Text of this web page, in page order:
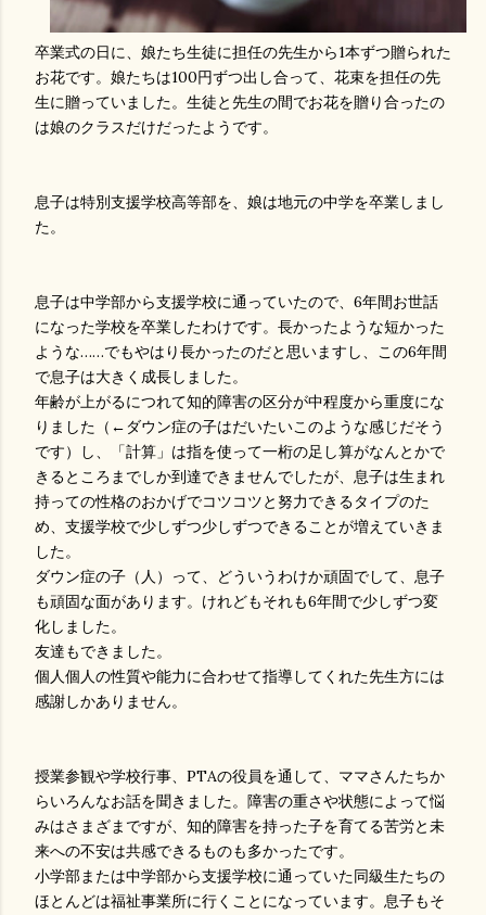
卒業式の日に、娘たち生徒に担任の先生から1本ずつ贈られた
お花です。娘たちは100円ずつ出し合って、花束を担任の先
生に贈っていました。生徒と先生の間でお花を贈り合ったの
は娘のクラスだけだったようです。
息子は特別支援学校高等部を、娘は地元の中学を卒業しまし
た。
息子は中学部から支援学校に通っていたので、6年間お世話
になった学校を卒業したわけです。長かったような短かった
ような……でもやはり長かったのだと思いますし、この6年間
で息子は大きく成長しました。
年齢が上がるにつれて知的障害の区分が中程度から重度にな
りました（←ダウン症の子はだいたいこのような感じだそう
です）し、「計算」は指を使って一桁の足し算がなんとかで
きるところまでしか到達できませんでしたが、息子は生まれ
持っての性格のおかげでコツコツと努力できるタイプのた
め、支援学校で少しずつ少しずつできることが増えていきま
した。
ダウン症の子（人）って、どういうわけか頑固でして、息子
も頑固な面があります。けれどもそれも6年間で少しずつ変
化しました。
友達もできました。
個人個人の性質や能力に合わせて指導してくれた先生方には
感謝しかありません。
授業参観や学校行事、PTAの役員を通して、ママさんたちか
らいろんなお話を聞きました。障害の重さや状態によって悩
みはさまざまですが、知的障害を持った子を育てる苦労と未
来への不安は共感できるものも多かったです。
小学部または中学部から支援学校に通っていた同級生たちの
ほとんどは福祉事業所に行くことになっています。息子もそ